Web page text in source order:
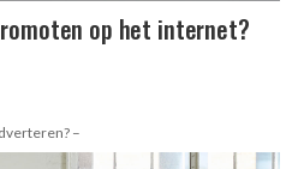
op het internet?
–